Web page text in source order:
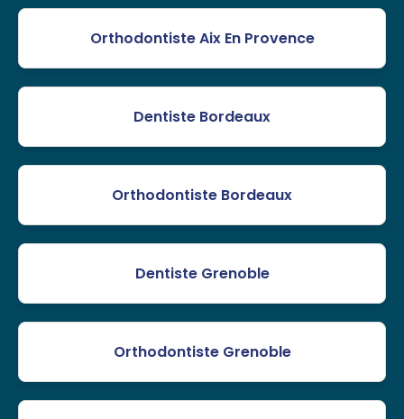
Orthodontiste Aix En Provence
Dentiste Bordeaux
Orthodontiste Bordeaux
Dentiste Grenoble
Orthodontiste Grenoble